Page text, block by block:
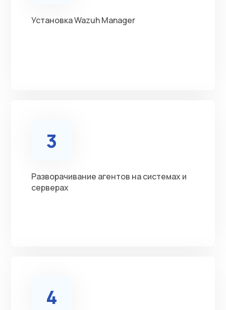
Установка Wazuh Manager
3
Разворачивание агентов на системах и
серверах
4